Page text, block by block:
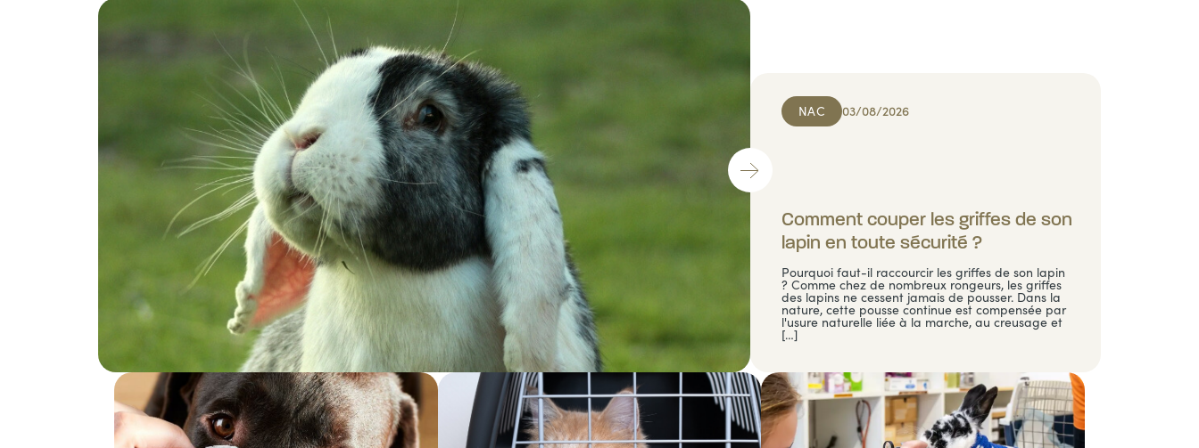
NAC 03/08/2026
Comment couper les griffes de son
lapin en toute sécurité ?
Pourquoi faut-il raccourcir les griffes de son lapin
? Comme chez de nombreux rongeurs, les griffes
des lapins ne cessent jamais de pousser. Dans la
nature, cette pousse continue est compensée par
l'usure naturelle liée à la marche, au creusage et
[…]